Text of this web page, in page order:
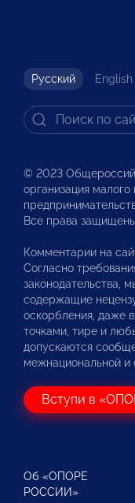
Русский English
© 2023
организация малого
Все права
Комментарии на
Согласно
законодательства,
содержащие
оскорбления, даже
точками, тире и
допускаются
межнациональной и
Вступи в
Об «ОПОРЕ
РОССИИ»